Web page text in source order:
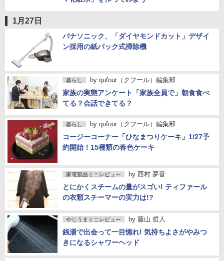
1月27日
パナソニック、「ダイヤモンドカット」デザイ
ン採用の紙パック式掃除機
暮らし by qufour（クフール）編集部
家族の実態アンケート「家族全員で」朝食食べ
てる？会話できてる？
暮らし by qufour（クフール）編集部
コージーコーナー「ひなまつりケーキ」1/27予
約開始！15種類の春色ケーキ
家電製品ミニレビュー by 西村 夢音
とにかくスチームの量がスゴい! ティファール
の衣類スチーマーの実力は!?
やじうまミニレビュー by 藤山 哲人
銭湯で出会って一目惚れ! 気持ちよさがやみつ
きになるシャワーヘッド